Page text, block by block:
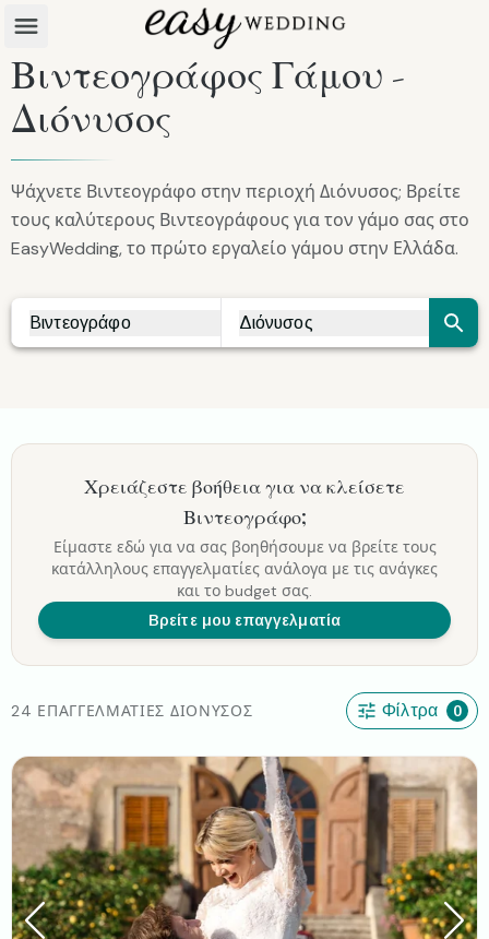
Βιντεογράφος Γάμου -
Διόνυσος
Ψάχνετε Βιντεογράφο στην περιοχή Διόνυσος; Βρείτε
τους καλύτερους Βιντεογράφους για τον γάμο σας στο
EasyWedding, το πρώτο εργαλείο γάμου στην Ελλάδα.
Vendor Search
Βιντεογράφο
City Search
Διόνυσος
Χρειάζεστε βοήθεια για να κλείσετε
Βιντεογράφο;
Είμαστε εδώ για να σας βοηθήσουμε να βρείτε τους
κατάλληλους επαγγελματίες ανάλογα με τις ανάγκες
και το budget σας.
Βρείτε μου επαγγελματία
24 ΕΠΑΓΓΕΛΜΑΤΊΕΣ ΔΙΌΝΥΣΟΣ Φίλτρα 0